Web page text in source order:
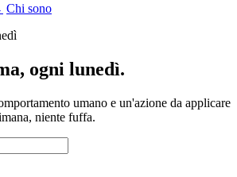
Chi sono
ogni lunedì.
umano e un'azione da applicare
niente fuffa.